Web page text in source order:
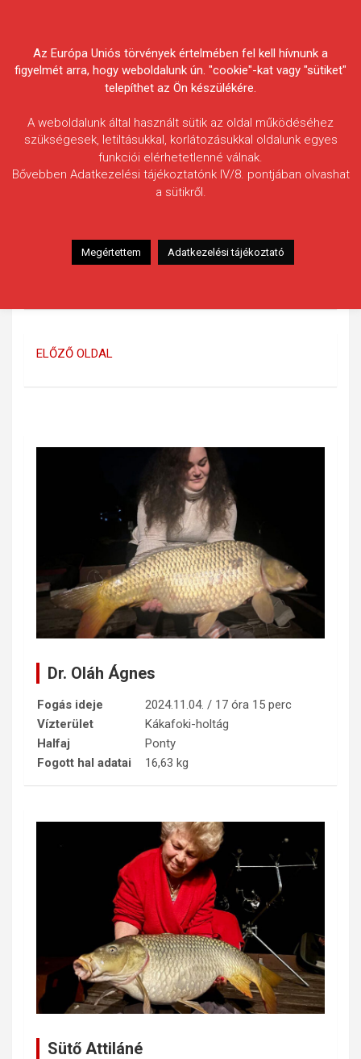
Egyesületek Szövetsége
2024. évi fogási
részletekért kattintson a
ELŐZŐ OLDAL
Dr. Oláh Ágnes
Fogás ideje
2024.11.04. / 17 óra 15 perc
Vízterület
Kákafoki-holtág
Halfaj
Ponty
Fogott hal adatai
16,63 kg
Sütő Attiláné
Az Európa Uniós törvények értelmében fel kell hívnunk a
figyelmét arra, hogy weboldalunk ún. "cookie"-kat vagy "sütiket"
telepíthet az Ön készülékére.
A weboldalunk által használt sütik az oldal működéséhez
szükségesek, letiltásukkal, korlátozásukkal oldalunk egyes
funkciói elérhetetlenné válnak.
Bővebben Adatkezelési tájékoztatónk IV/8. pontjában olvashat
a sütikről.
Megértettem Adatkezelési tájékoztató